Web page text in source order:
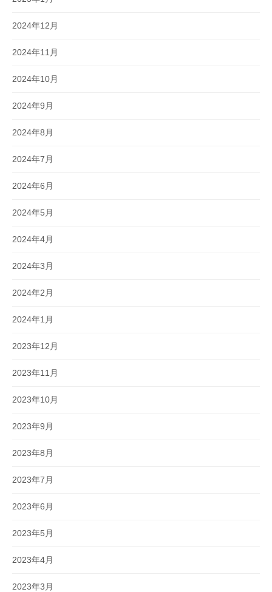
2024年12月
2024年11月
2024年10月
2024年9月
2024年8月
2024年7月
2024年6月
2024年5月
2024年4月
2024年3月
2024年2月
2024年1月
2023年12月
2023年11月
2023年10月
2023年9月
2023年8月
2023年7月
2023年6月
2023年5月
2023年4月
2023年3月